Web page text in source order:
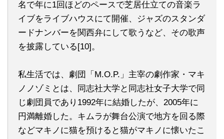
名で年に1回ほどのペースで芝居仕立ての音楽ラ
イブをライブハウスにて開催、ジャズのスタンダ
ードナンバーを関西弁にして歌うなど、その歌声
を披露している[10]。
私生活では、劇団「M.O.P.」主宰の劇作家・マキ
ノノゾミとは、同志社大学と同志社女子大学で同
じ劇団員であり1992年に結婚したが、2005年に
円満離婚した。キムラが舞台公演で地方を回る際
などマキノに猫を預けると猫がマキノに懐いたこ